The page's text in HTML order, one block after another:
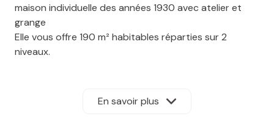
maison individuelle des années 1930 avec atelier et
grange
Elle vous offre 190 m² habitables réparties sur 2
niveaux.
équipée, un WC, une cave
Au premier étage : 3 grandes chambres avec un
En savoir plus